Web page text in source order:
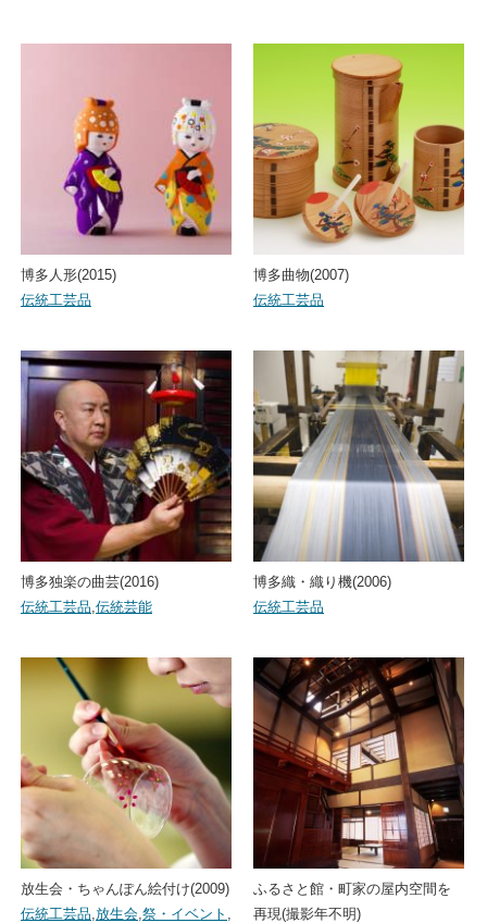
博多人形(2015)
伝統工芸品
博多曲物(2007)
伝統工芸品
博多独楽の曲芸(2016)
伝統工芸品,伝統芸能
博多織・織り機(2006)
伝統工芸品
放生会・ちゃんぽん絵付け(2009)
伝統工芸品,放生会,祭・イベント ,
ふるさと館・町家の屋内空間を
再現(撮影年不明)